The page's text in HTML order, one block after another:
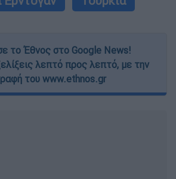
το Έθνος στο Google News!
λεπτό προς λεπτό, με την
του www.ethnos.gr